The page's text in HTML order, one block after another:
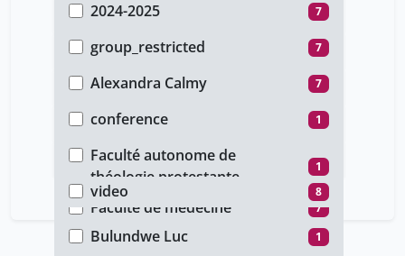
2024-2025
7
2020-2021 1
Type d'accès
group_restricted
7
public 1
Auteur
Alexandra Calmy
7
Amsler Frédéric 1
Angela Huttner
Arnaud Riat 7
Aude Nguyen 7
Bulundwe Luc 1
Type de document
conference
1
cours
Faculté
Faculté autonome de
théologie protestante
1
Faculté de médecine 7
Type de média
video
8